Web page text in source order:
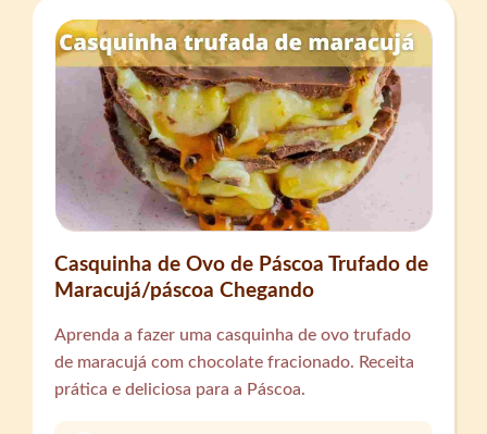
Casquinha de Ovo de Páscoa Trufado de
Maracujá/páscoa Chegando
Aprenda a fazer uma casquinha de ovo trufado
de maracujá com chocolate fracionado. Receita
prática e deliciosa para a Páscoa.